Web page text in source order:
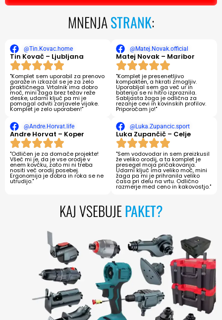
MNENJASTRANK:
@Tin.Kovac.home
Tin Kovač – Ljubljana
"Komplet sem uporabil za prenovo
garaže in izkazal se je za zelo
praktičnega. Vrtalnik ima dobro
moč, mini žaga brez težav reže
deske, udarni ključ pa mi je
pomagal odviti zarjavele vijake.
Komplet je zelo uporaben!"
@Matej.Novak.official
Matej Novak – Maribor
"Komplet je presenetljivo
kompakten, a hkrati zmogljiv.
Uporabljal sem ga več ur in
baterija se ni hitro izpraznila.
Sabljasta žaga je odlična za
rezanje cevi in ​​kovinskih profilov.
Priporočam jo!"
@Andre.Horvat.life
Andre Horvat – Koper
"Odličen je za domače projekte!
Všeč mi je, da je vse orodje v
enem kovčku, zato mi ni treba
nositi več orodij posebej.
Ergonomija je dobra in roka se ne
utrudijo."
@Luka.Zupancic.sport
Luka Zupančič – Celje
"Sem vodovodar in sem preizkusil
že veliko orodij, a ta komplet je
presegel moja pričakovanja.
Udarni ključ ima veliko moč, mini
žaga pa mi je prihranila veliko
časa pri delu na vrtu. Odlično
razmerje med ceno in kakovostjo."
KAJ VSEBUJEPAKET?